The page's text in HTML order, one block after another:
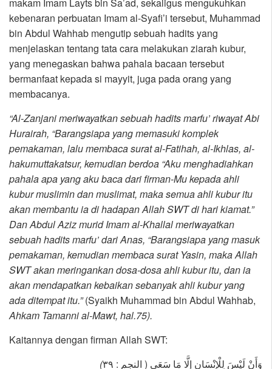
makam Imam Layts bin Sa’ad, sekaligus mengukuhkan
kebenaran perbuatan Imam al-Syafi’i tersebut, Muhammad
bin Abdul Wahhab mengutip sebuah hadits yang
menjelaskan tentang tata cara melakukan ziarah kubur,
yang menegaskan bahwa pahala bacaan tersebut
bermanfaat kepada si mayyit, juga pada orang yang
membacanya.
“Al-Zanjani meriwayatkan sebuah hadits marfu’ riwayat Abi
Hurairah, “Barangsiapa yang memasuki komplek
pemakaman, lalu membaca surat al-Fatihah, al-Ikhlas, al-
hakumuttakatsur, kemudian berdoa “Aku menghadiahkan
pahala apa yang aku baca dari firman-Mu kepada ahli
kubur muslimin dan muslimat, maka semua ahli kubur itu
akan membantu ia di hadapan Allah SWT di hari kiamat.”
Dan Abdul Aziz murid Imam al-Khallal meriwayatkan
sebuah hadits marfu’ dari Anas, “Barangsiapa yang masuk
pemakaman, kemudian membaca surat Yasin, maka Allah
SWT akan meringankan dosa-dosa ahli kubur itu, dan ia
akan mendapatkan kebaikan sebanyak ahli kubur yang
ada ditempat itu.”(Syaikh Muhammad bin Abdul Wahhab,
Ahkam Tamanni al-Mawt, hal.75).
Kaitannya dengan firman Allah SWT:
وَأَنْ لَيْسَ لِلْإِنْسَانِ إِلَّا مَا سَعَى ( النجم : ٣٩
)